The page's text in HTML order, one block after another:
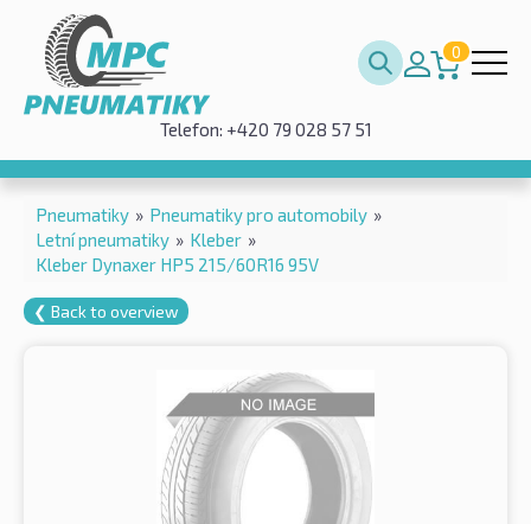
0
Telefon: +420 79 028 57 51
Pneumatiky » Pneumatiky pro automobily »
Letní pneumatiky » Kleber »
Kleber Dynaxer HP5 215/60R16 95V
❮ Back to overview